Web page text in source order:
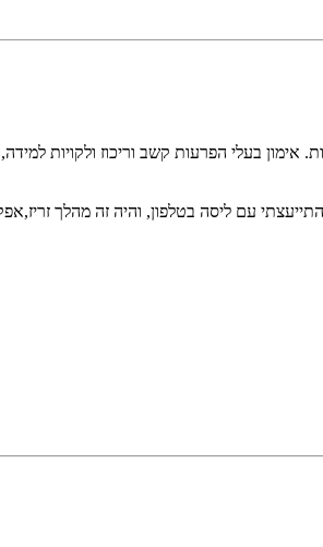
בעלי הפרעות קשב וריכוז ולקויות
עם ליסה בטלפון, והיה זה מהלך